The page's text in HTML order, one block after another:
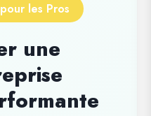
les Pros
une